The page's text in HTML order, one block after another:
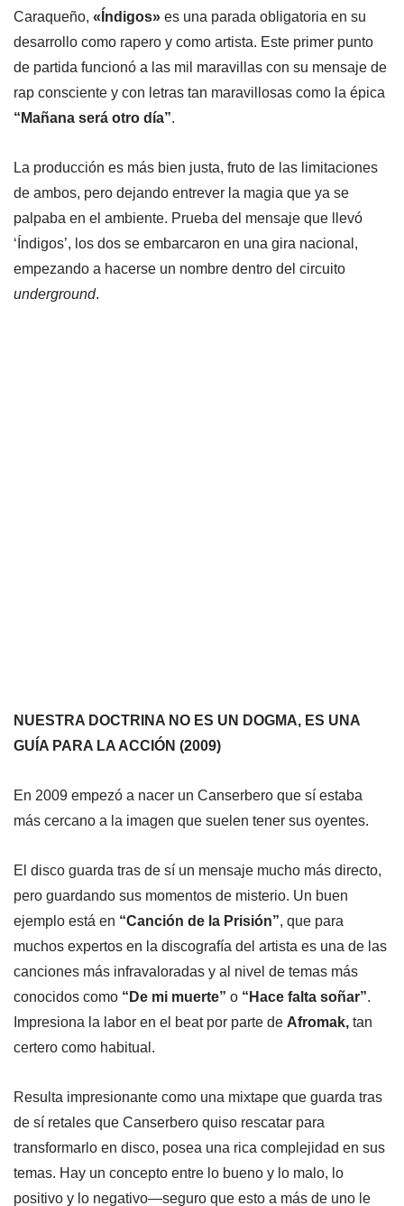
Caraqueño, «Índigos» es una parada obligatoria en su
desarrollo como rapero y como artista. Este primer punto
de partida funcionó a las mil maravillas con su mensaje de
rap consciente y con letras tan maravillosas como la épica
“Mañana será otro día”.
La producción es más bien justa, fruto de las limitaciones
de ambos, pero dejando entrever la magia que ya se
palpaba en el ambiente. Prueba del mensaje que llevó
‘Índigos’, los dos se embarcaron en una gira nacional,
empezando a hacerse un nombre dentro del circuito
underground.
NUESTRA DOCTRINA NO ES UN DOGMA, ES UNA
GUÍA PARA LA ACCIÓN (2009)
En 2009 empezó a nacer un Canserbero que sí estaba
más cercano a la imagen que suelen tener sus oyentes.
El disco guarda tras de sí un mensaje mucho más directo,
pero guardando sus momentos de misterio. Un buen
ejemplo está en “Canción de la Prisión”, que para
muchos expertos en la discografía del artista es una de las
canciones más infravaloradas y al nivel de temas más
conocidos como “De mi muerte” o “Hace falta soñar”.
Impresiona la labor en el beat por parte de Afromak, tan
certero como habitual.
Resulta impresionante como una mixtape que guarda tras
de sí retales que Canserbero quiso rescatar para
transformarlo en disco, posea una rica complejidad en sus
temas. Hay un concepto entre lo bueno y lo malo, lo
positivo y lo negativo—seguro que esto a más de uno le